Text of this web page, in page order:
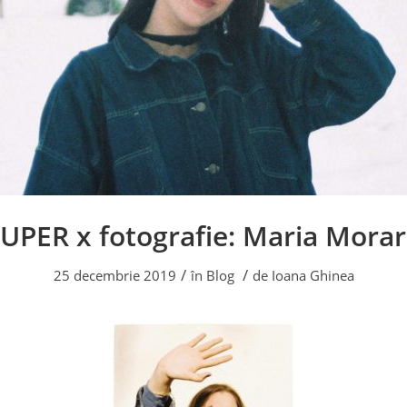
x fotografie: Maria
25 decembrie 2019 / în Blog / de Ioana Ghinea